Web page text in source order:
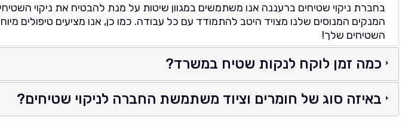
בחברת ניקוי שטיחים ברעננה אנו משתמשים במגוון שיטות על מנת להבטיח את ניקוי
המנקים המנוסים שלנו מצויד היטב להתמודד עם כל עבודה. כמו כן, אנו מציעים טיפולים
השטיחים שלך!
כמה זמן לוקח לנקות שטיח במשרד?
באיזה סוג של חומרים וציוד משתמשת החברה לניקוי שטיחים?